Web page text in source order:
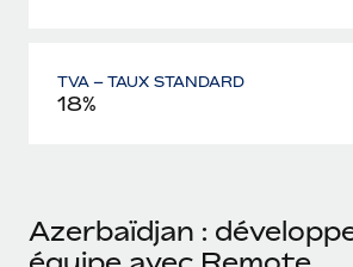
TVA – TAUX STANDARD
18%
Azerbaïdjan :